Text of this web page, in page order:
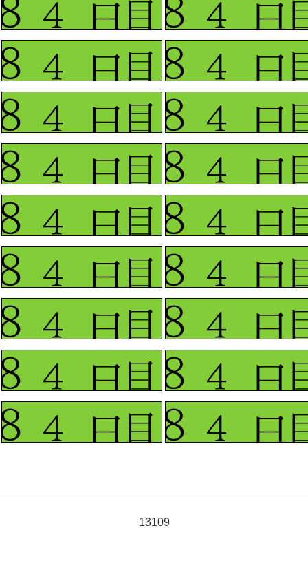
13109